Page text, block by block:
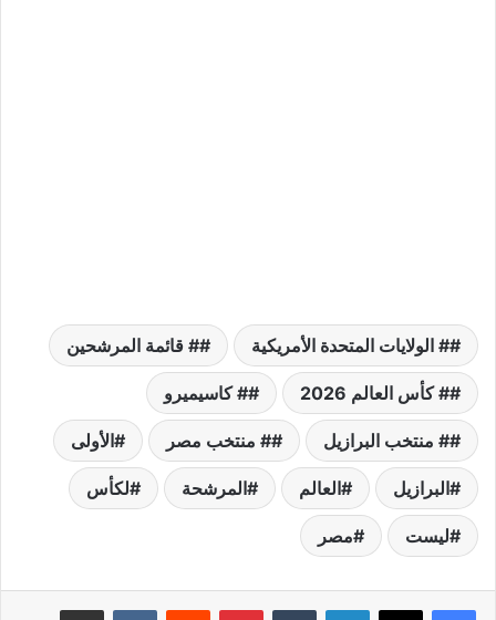
# الولايات المتحدة الأمريكية # قائمة المرشحين
# كأس العالم 2026 # كاسيميرو
# منتخب البرازيل # منتخب مصر الأولى
البرازيل العالم المرشحة لكأس
ليست مصر
لينكدإن بينتيريست مشاركة عبر البريد